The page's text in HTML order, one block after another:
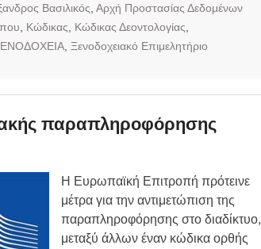
Βασιλικός Αρχή Προστασίας Δεδομένων
Κώδικας Κώδικας Δεοντολογίας
Ξενοδοχειακό Επιμελητήριο
παραπληροφόρησης
Η Ευρωπαϊκή Επιτροπή πρότεινε
μέτρα για την αντιμετώπιση της
παραπληροφόρησης στο διαδίκτυο,
μεταξύ άλλων έναν κώδικα ορθής